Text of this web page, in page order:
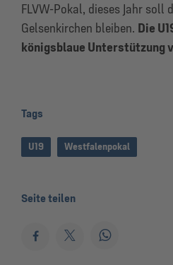
FLVW-Pokal, dieses Jahr soll
Gelsenkirchen bleiben. Die
königsblaue Unterstützung
Tags
U19 Westfalenpokal
Seite teilen